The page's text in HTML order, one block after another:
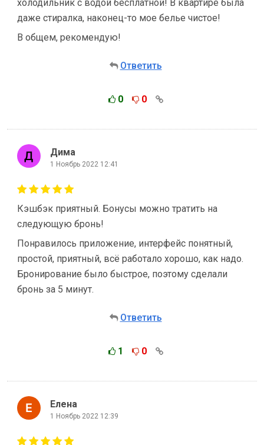
холодильник с водой бесплатной! В квартире была
даже стиралка, наконец-то мое белье чистое!
В общем, рекомендую!
Ответить
0 0
Дима
1 Ноябрь 2022 12:41
Кэшбэк приятный. Бонусы можно тратить на
следующую бронь!
Понравилось приложение, интерфейс понятный,
простой, приятный, всё работало хорошо, как надо.
Бронирование было быстрое, поэтому сделали
бронь за 5 минут.
Ответить
1 0
Елена
1 Ноябрь 2022 12:39